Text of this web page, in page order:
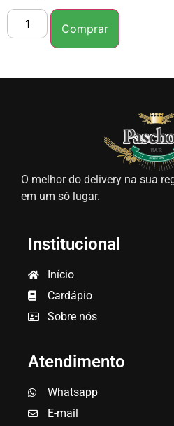
Comprar
O melhor do delivery na sua
em um só lugar.
Institucional
Início
Cardápio
Sobre nós
Atendimento
Whatsapp
E-mail